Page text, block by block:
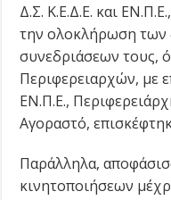
Δ.Σ. Κ.Ε.Δ.Ε. και
την ολοκλήρωση των
συνεδριάσεων τους,
Περιφερειαρχών, με
ΕΝ.Π.Ε.,
Αγοραστό,
Παράλληλα,
κινητοποιήσεων